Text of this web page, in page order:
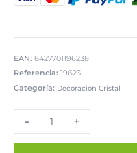
EAN: 8427701196238
Referencia: 19623
Categoría: Decoracion Cristal
-
VERDE/VIOLETA
cantidad
+